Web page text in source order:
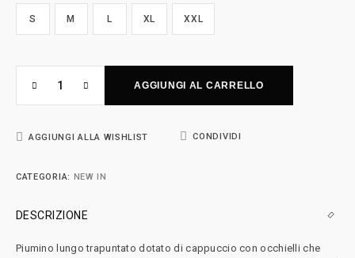
S M L XL XXL
AGGIUNGI AL CARRELLO
AGGIUNGI ALLA WISHLIST CONDIVIDI
CATEGORIA: NEW IN
DESCRIZIONE
Piumino lungo trapuntato dotato di cappuccio con occhielli che